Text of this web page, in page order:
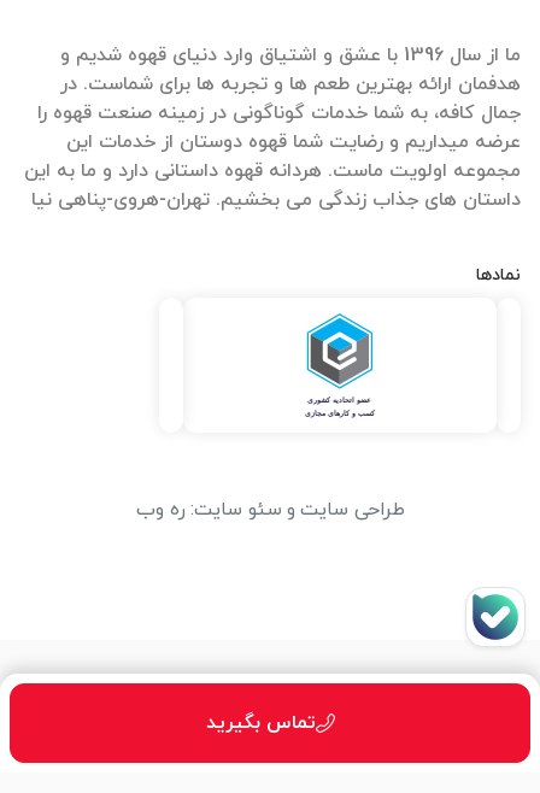
تماس بگیرید
ما از سال 1396 با عشق و اشتیاق وارد دنیای قهوه شدیم و
هدفمان ارائه بهترین طعم ها و تجربه ها برای شماست. در
جمال کافه، به شما خدمات گوناگونی در زمینه صنعت قهوه را
عرضه میداریم و رضایت شما قهوه دوستان از خدمات این
مجموعه اولویت ماست. هردانه قهوه داستانی دارد و ما به این
داستان های جذاب زندگی می بخشیم. تهران-هروی-پناهی نیا
نمادها
طراحی سایت و سئو سایت: ره وب